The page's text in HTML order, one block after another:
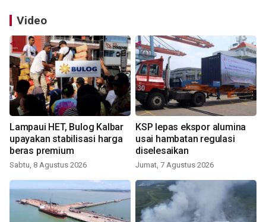
Video
Lampaui HET, Bulog Kalbar
upayakan stabilisasi harga
beras premium
Sabtu, 8 Agustus 2026
KSP lepas ekspor alumina
usai hambatan regulasi
diselesaikan
Jumat, 7 Agustus 2026